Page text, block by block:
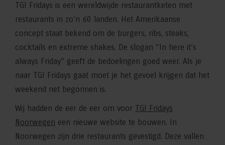
TGI Fridays is een wereldwijde restaurantketen met
restaurants in zo’n 60 landen. Het Amerikaanse
concept staat bekend om de burgers, ribs, steaks,
cocktails en extreme shakes. De slogan “In here it’s
always Friday” geeft de bedoelingen goed weer. Als je
naar TGI Fridays gaat moet je het gevoel krijgen dat het
weekend net begonnen is.
Wij hadden de eer de eer om voor TGI Fridays
Noorwegen een nieuwe website te bouwen. In
Noorwegen zijn drie restaurants gevestigd. Deze vallen